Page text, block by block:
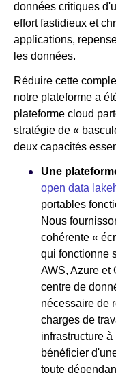
données critiques
effort fastidieux et
applications,
les données.
Réduire cette
notre plateforme a
plateforme cloud
stratégie de «
deux capacités
Une
open data
portables
Nous
cohérente «
qui fonctionne
AWS, Azure et
centre de
nécessaire de
charges de
infrastructure
bénéficier
toute